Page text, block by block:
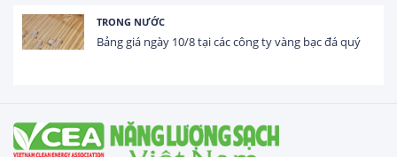
HOẠT ĐỘNG ĐẦU TƯ
Tổng vốn FDI đăng ký vào Việt Nam đạt gần 25 tỷ